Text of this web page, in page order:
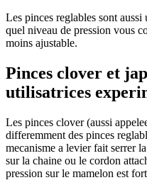
Les pinces reglables sont
quel niveau de pression vous
moins ajustable.
Pinces clover et
utilisatrices
Les pinces clover (aussi
differemment des pinces
mecanisme a levier fait serrer
sur la chaine ou le cordon
pression sur le mamelon est